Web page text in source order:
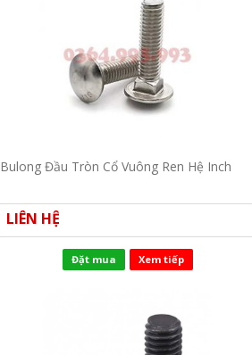
Bulong Đầu Tròn Cổ Vuông Ren Hệ Inch
LIÊN HỆ
Đặt mua Xem tiếp